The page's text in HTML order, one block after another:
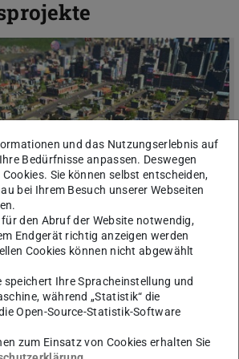
Lab
mit digitalen Spielen, die es den
Städte zu bauen. City Builder Video
vergangene, gegenwärtige und
bringen und sind dabei mehr oder we…
und das Nutzungserlebnis auf
Bedürfnisse anpassen. Deswegen
Sie können selbst entscheiden,
bei Ihrem Besuch unserer Webseiten
für den Abruf der Website notwendig,
Endgerät richtig anzeigen werden
Cookies können nicht abgewählt
speichert Ihre Spracheinstellung und
während „Statistik“ die
Open-Source-Statistik-Software
zum Einsatz von Cookies erhalten Sie